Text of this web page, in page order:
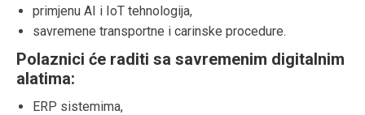
primjenu AI i IoT tehnologija,
savremene transportne i carinske procedure.
Polaznici će raditi sa savremenim digitalnim
alatima:
ERP sistemima,